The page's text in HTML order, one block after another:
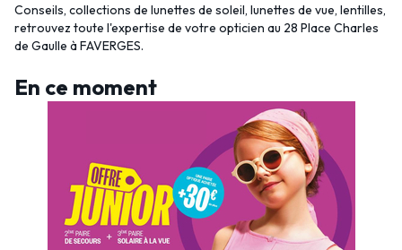
Conseils, collections de lunettes de soleil, lunettes de vue, lentilles,
retrouvez toute l'expertise de votre opticien au 28 Place Charles
de Gaulle à FAVERGES.
En ce moment